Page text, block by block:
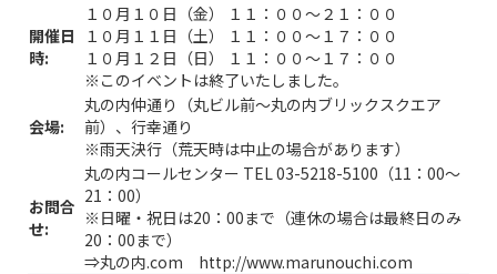
開催日
時:
１０月１０日（金） １１：００～２１：００
１０月１１日（土） １１：００～１７：００
１０月１２日（日） １１：００～１７：００
※このイベントは終了いたしました。
会場:
丸の内仲通り（丸ビル前〜丸の内ブリックスクエア
前）、行幸通り
※雨天決行（荒天時は中止の場合があります）
お問合
せ:
丸の内コールセンター TEL 03-5218-5100（11：00〜
21：00）
※日曜・祝日は20：00まで（連休の場合は最終日のみ
20：00まで）
⇒丸の内.com http://www.marunouchi.com